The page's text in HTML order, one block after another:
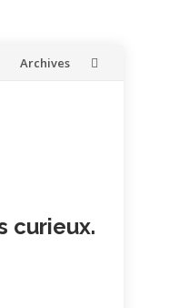
Archives
curieux.